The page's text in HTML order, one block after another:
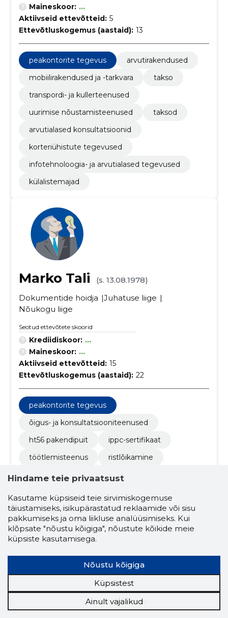
Maineskoor: ...
Aktiivseid ettevõtteid: 5
Ettevõtluskogemus (aastaid): 13
peakontorite tegevus
arvutirakendused
mobiilirakendused ja -tarkvara
takso
transpordi- ja kullerteenused
uurimise nõustamisteenused
taksod
arvutialased konsultatsioonid
korteriühistute tegevused
infotehnoloogia- ja arvutialased tegevused
külalistemajad
Marko Tali
(s. 13.08.1978)
Dokumentide hoidja
Juhatuse liige
Nõukogu liige
Seotud ettevõtete skoorid
Krediidiskoor: ...
Maineskoor: ...
Aktiivseid ettevõtteid: 15
Ettevõtluskogemus (aastaid): 22
peakontorite tegevus
õigus- ja konsultatsiooniteenused
ht56 pakendipuit
ippc-sertifikaat
töötlemisteenus
ristlõikamine
ehituspuit
höövelpuit
impregneeritud puit
töötlemisteenused
aiapostid
väliskasutus
mädanemiskindlus
ehitus ja kinnisvara
ehitusprojektid
projekteerimisfirmad
teede- ja sillaehitus
investeerimisfirmad
ehitus- ja kinnisvarateenused
Hindame teie privaatsust
Kasutame küpsiseid teie sirvimiskogemuse
täiustamiseks, isikupärastatud reklaamide või sisu
pakkumiseks ja oma liikluse analüüsimiseks. Kui
klõpsate "nõustu kõigiga", nõustute kõikide meie
küpsiste kasutamisega.
Nõustu kõigiga
Küpsistest
Ainult vajalikud